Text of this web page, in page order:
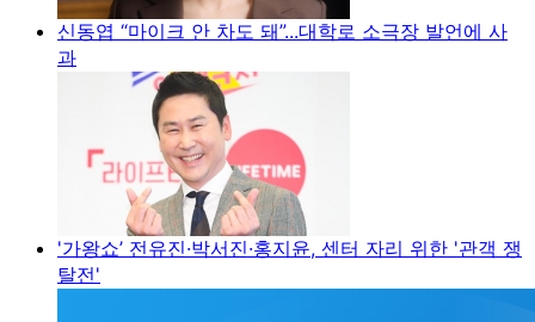
신동엽 “마이크 안 차도 돼”...대학로 소극장 발언에 사
과
'가왕쇼’ 전유진·박서진·홍지윤, 센터 자리 위한 '관객 쟁
탈전'